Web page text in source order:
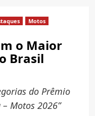
Motos
o Maior
Brasil
do Prêmio
Motos 2026”